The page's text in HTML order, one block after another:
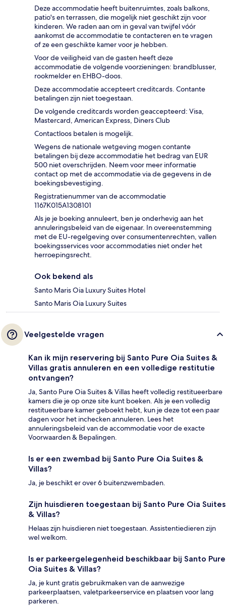
Deze accommodatie heeft buitenruimtes, zoals balkons,
patio's en terrassen, die mogelijk niet geschikt zijn voor
kinderen. We raden aan om in geval van twijfel vóór
aankomst de accommodatie te contacteren en te vragen
of ze een geschikte kamer voor je hebben.
Voor de veiligheid van de gasten heeft deze
accommodatie de volgende voorzieningen: brandblusser,
rookmelder en EHBO-doos.
Deze accommodatie accepteert creditcards. Contante
betalingen zijn niet toegestaan.
De volgende creditcards worden geaccepteerd: Visa,
Mastercard, American Express, Diners Club
Contactloos betalen is mogelijk.
Wegens de nationale wetgeving mogen contante
betalingen bij deze accommodatie het bedrag van EUR
500 niet overschrijden. Neem voor meer informatie
contact op met de accommodatie via de gegevens in de
boekingsbevestiging.
Registratienummer van de accommodatie
1167Κ015Α1308101
Als je je boeking annuleert, ben je onderhevig aan het
annuleringsbeleid van de eigenaar. In overeenstemming
met de EU-regelgeving over consumentenrechten, vallen
boekingsservices voor accommodaties niet onder het
herroepingsrecht.
Ook bekend als
Santo Maris Oia Luxury Suites Hotel
Santo Maris Oia Luxury Suites
Veelgestelde vragen
Kan ik mijn reservering bij Santo Pure Oia Suites &
Villas gratis annuleren en een volledige restitutie
ontvangen?
Ja, Santo Pure Oia Suites & Villas heeft volledig restitueerbare
kamers die je op onze site kunt boeken. Als je een volledig
restitueerbare kamer geboekt hebt, kun je deze tot een paar
dagen voor het inchecken annuleren. Lees het
annuleringsbeleid van de accommodatie voor de exacte
Voorwaarden & Bepalingen.
Is er een zwembad bij Santo Pure Oia Suites &
Villas?
Ja, je beschikt er over 6 buitenzwembaden.
Zijn huisdieren toegestaan bij Santo Pure Oia Suites
& Villas?
Helaas zijn huisdieren niet toegestaan. Assistentiedieren zijn
wel welkom.
Is er parkeergelegenheid beschikbaar bij Santo Pure
Oia Suites & Villas?
Ja, je kunt gratis gebruikmaken van de aanwezige
parkeerplaatsen, valetparkeerservice en plaatsen voor lang
parkeren.